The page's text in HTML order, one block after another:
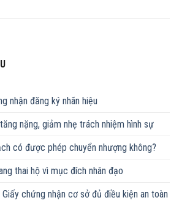
nhận đăng ký nhãn hiệu
nặng, giảm nhẹ trách nhiệm hình sự
có được phép chuyển nhượng không?
thai hộ vì mục đích nhân đạo
chứng nhận cơ sở đủ điều kiện an toàn